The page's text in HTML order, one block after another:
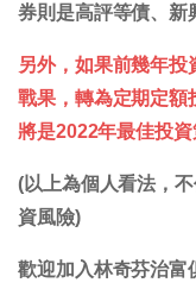
券則是高評等債、新
另外，如果前幾年投
戰果，轉為定期定額
將是2022年最佳投資
(以上為個人看法，
資風險)
歡迎加入林奇芬治富